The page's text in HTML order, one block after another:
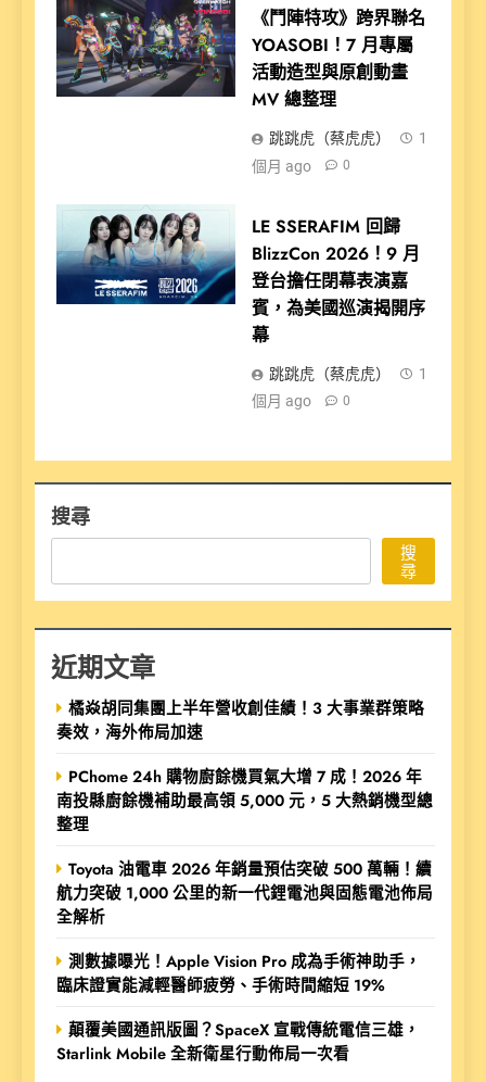
《鬥陣特攻》跨界聯名
YOASOBI！7 月專屬
活動造型與原創動畫
MV 總整理
跳跳虎（蔡虎虎）
1
個月 ago
0
LE SSERAFIM 回歸
BlizzCon 2026！9 月
登台擔任閉幕表演嘉
賓，為美國巡演揭開序
幕
跳跳虎（蔡虎虎）
1
個月 ago
0
搜尋
搜
尋
近期文章
橘焱胡同集團上半年營收創佳績！3 大事業群策略
奏效，海外佈局加速
PChome 24h 購物廚餘機買氣大增 7 成！2026 年
南投縣廚餘機補助最高領 5,000 元，5 大熱銷機型總
整理
Toyota 油電車 2026 年銷量預估突破 500 萬輛！續
航力突破 1,000 公里的新一代鋰電池與固態電池佈局
全解析
測數據曝光！Apple Vision Pro 成為手術神助手，
臨床證實能減輕醫師疲勞、手術時間縮短 19%
顛覆美國通訊版圖？SpaceX 宣戰傳統電信三雄，
Starlink Mobile 全新衛星行動佈局一次看